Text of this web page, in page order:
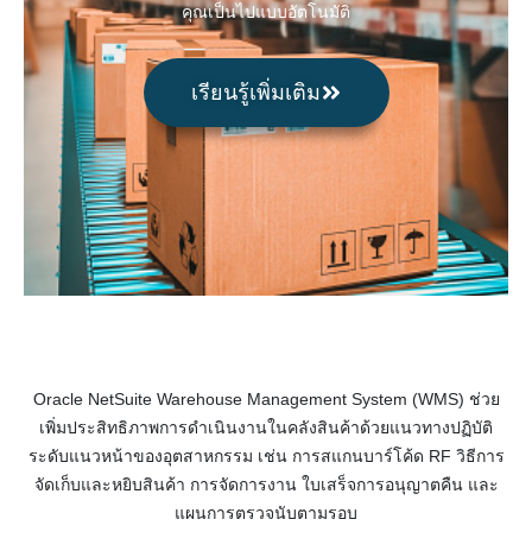
คุณเป็นไปแบบอัตโนมัติ
เรียนรู้เพิ่มเติม
Oracle NetSuite Warehouse Management System (WMS) ช่วย
เพิ่มประสิทธิภาพการดำเนินงานในคลังสินค้าด้วยแนวทางปฏิบัติ
ระดับแนวหน้าของอุตสาหกรรม เช่น การสแกนบาร์โค้ด RF วิธีการ
จัดเก็บและหยิบสินค้า การจัดการงาน ใบเสร็จการอนุญาตคืน และ
แผนการตรวจนับตามรอบ